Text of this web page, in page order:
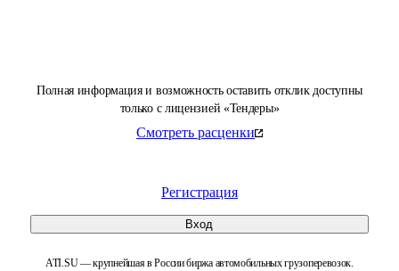
Полная информация и возможность оставить отклик доступны
только с лицензией «Тендеры»
Смотреть расценки
Регистрация
Вход
ATI.SU — крупнейшая в России биржа автомобильных грузоперевозок.